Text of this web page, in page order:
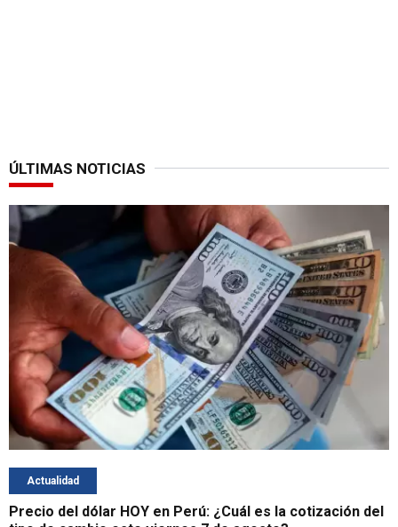
ÚLTIMAS NOTICIAS
Actualidad
Precio del dólar HOY en Perú: ¿Cuál es la cotización del